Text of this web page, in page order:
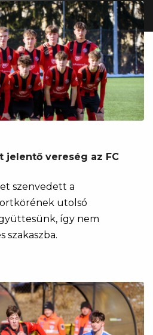
jelentő vereség az FC
szenvedett a
utolsó
így nem
szakaszba.